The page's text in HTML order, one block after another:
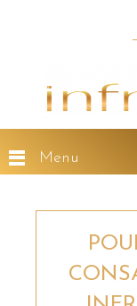
Menu